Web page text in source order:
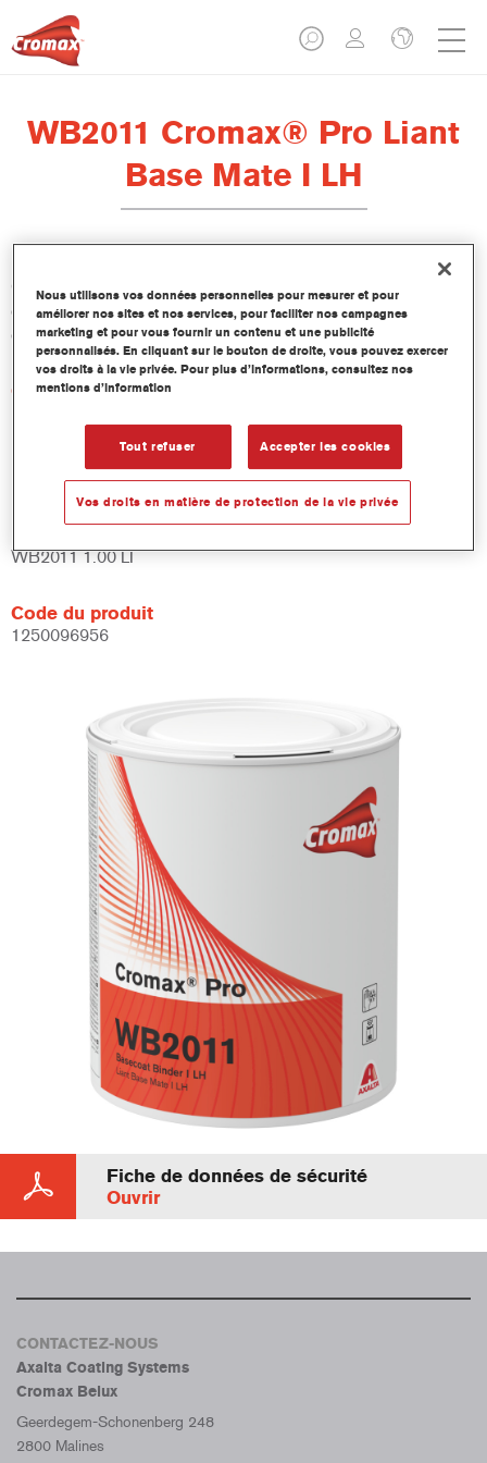
WB2011 Cromax® Pro Liant
Base Mate I LH
Cromax Pro Liant Base Mate I LH WB2011 est formulé pour
être utilisé avec la Base Mate Cromax Pro dans des conditions
de faible humidité.
Caractéristiques du produit
Product Variant
WB2011 1.00 LI
Code du produit
1250096956
Fiche de données de sécurité
Ouvrir
CONTACTEZ-NOUS
Axalta Coating Systems
Cromax Belux
Geerdegem-Schonenberg 248
2800 Malines
Nous utilisons vos données personnelles pour mesurer et pour
améliorer nos sites et nos services, pour faciliter nos campagnes
marketing et pour vous fournir un contenu et une publicité
personnalisés. En cliquant sur le bouton de droite, vous pouvez exercer
vos droits à la vie privée. Pour plus d’informations, consultez nos
mentions d’information
Tout refuser Accepter les cookies
Vos droits en matière de protection de la vie privée